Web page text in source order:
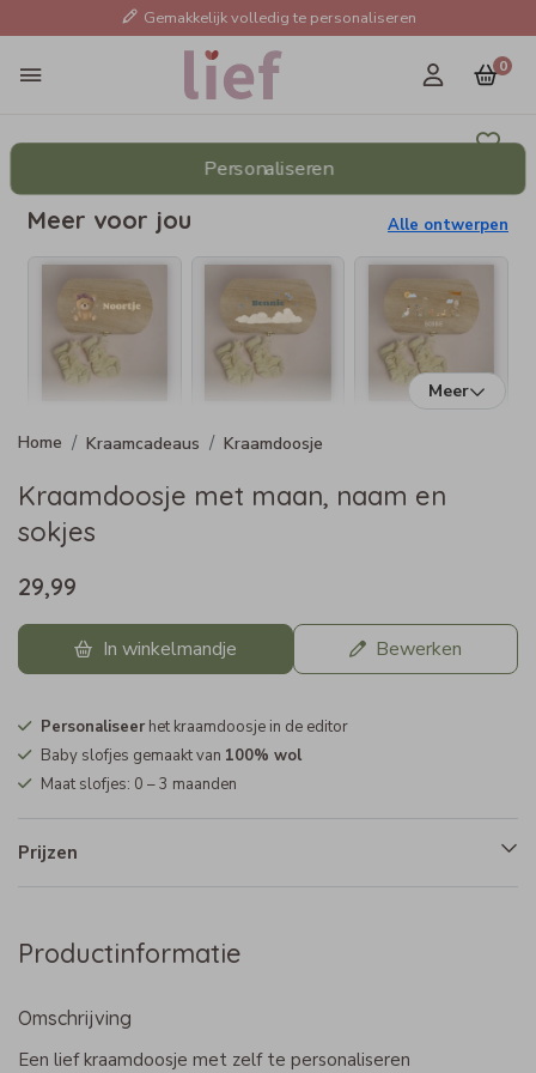
Gemakkelijk volledig te personaliseren
0
Personaliseren
Meer voor jou Alle ontwerpen
Meer
Kraamcadeaus Kraamdoosje
Kraamdoosje met maan, naam en
sokjes
29,99
In winkelmandje Bewerken
Personaliseerhet kraamdoosje in de editor
Baby slofjes gemaakt van 100% wol
Maat slofjes: 0 – 3 maanden
Prijzen
Productinformatie
Omschrijving
Een lief kraamdoosje met zelf te personaliseren